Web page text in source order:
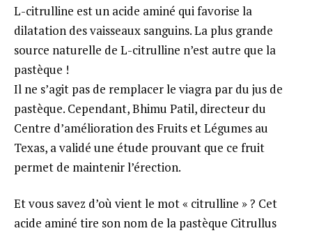
L-citrulline est un acide aminé qui favorise la
dilatation des vaisseaux sanguins. La plus grande
source naturelle de L-citrulline n’est autre que la
pastèque !
Il ne s’agit pas de remplacer le viagra par du jus de
pastèque. Cependant, Bhimu Patil, directeur du
Centre d’amélioration des Fruits et Légumes au
Texas, a validé une étude prouvant que ce fruit
permet de maintenir l’érection.
Et vous savez d’où vient le mot « citrulline » ? Cet
acide aminé tire son nom de la pastèque Citrullus